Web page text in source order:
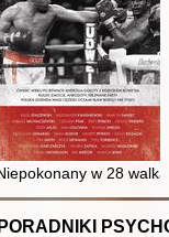
by zdrowo żyć
w 28
PORADNIKI